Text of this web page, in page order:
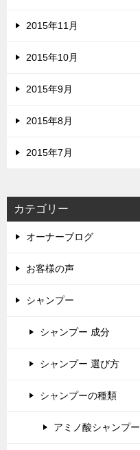
2015年11月
2015年10月
2015年9月
2015年8月
2015年7月
カテゴリー
オーナーブログ
お客様の声
シャンプー
シャンプー 成分
シャンプー 選び方
シャンプーの種類
アミノ酸シャンプー